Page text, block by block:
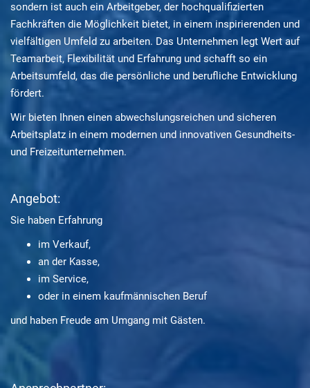
sondern ist auch ein Arbeitgeber, der hochqualifizierten
Fachkräften die Möglichkeit bietet, in einem inspirierenden und
vielfältigen Umfeld zu arbeiten. Das Unternehmen legt Wert auf
Teamarbeit, Flexibilität und Erfahrung und schafft so ein
Arbeitsumfeld, das die persönliche und berufliche Entwicklung
fördert.
Wir bieten Ihnen einen abwechslungsreichen und sicheren
Arbeitsplatz in einem modernen und innovativen Gesundheits-
und Freizeitunternehmen.
Angebot:
Sie haben Erfahrung
im Verkauf,
an der Kasse,
im Service,
oder in einem kaufmännischen Beruf
und haben Freude am Umgang mit Gästen.